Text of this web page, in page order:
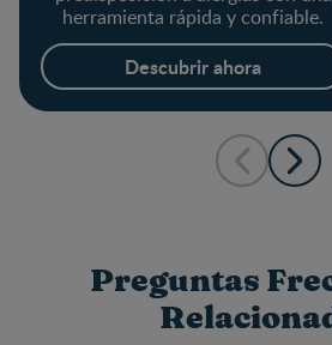
herramienta rápida y confiable.
Descubrir ahora
Preguntas